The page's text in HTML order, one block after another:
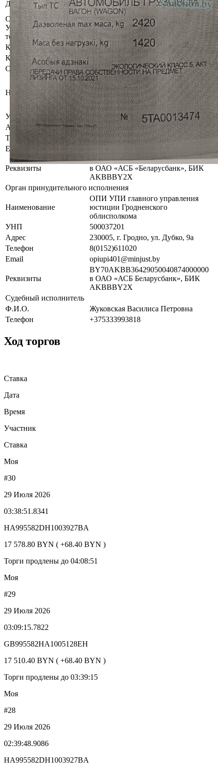
Должник
"Мальва-проспект"
Осмотр объекта
Участник электронных торгов обязан до начала электронных
торгов осмотреть предмет торгов ( п.2.4.3 Регламента)
Контактное лицо
Специалисты по продаже
Контакты
+375336060266,+375336226725
Организатор/оператор торгов
Наименование
Гродненский филиал
республиканского унитарного
предприятия по оказанию услуг
«БелЮрОбеспечение»
УНП
192821149
Адрес
г. Гродно, ул.Дзержинского, 31
Телефон
8 (0152) 44-88-42
Email
Реквизиты
BY60AKBB30120000434570000000
в ОАО «АСБ «Беларусбанк», БИК
AKBBBY2X
Орган принудительного исполнения
Наименование
ОПИ УПИ главного управления
юстиции Гродненского
облисполкома
УНП
500037201
Адрес
230005, г. Гродно, ул. Дубко, 9а
Телефон
8(0152)611020
Email
opiupi401@minjust.by
Реквизиты
BY70AKBB36429050040874000000
в ОАО «АСБ Беларусбанк», БИК
AKBBBY2X
Судебный исполнитель
Ф.И.О.
Жуковская Василиса Петровна
Телефон
+375333993818
Ход торгов
Ставка
Дата
Время
Участник
Ставка
Моя
#30
29 Июля 2026
03:38:51.8341
HA995582DH1003927BA
17 578.80 BYN ( +68.40 BYN )
Торги продлены до 04:08:51
Моя
#29
29 Июля 2026
03:09:15.7822
GB995582HA1005128EH
17 510.40 BYN ( +68.40 BYN )
Торги продлены до 03:39:15
Моя
#28
29 Июля 2026
02:39:48.9086
HA995582DH1003927BA